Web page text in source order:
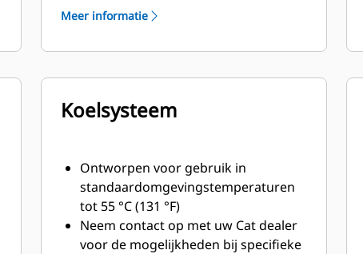
gewicht
Meer informatie
Koelsysteem
Ontworpen voor gebruik in
standaardomgevingstemperaturen
tot 55 °C (131 °F)
Neem contact op met uw Cat dealer
voor de mogelijkheden bij specifieke